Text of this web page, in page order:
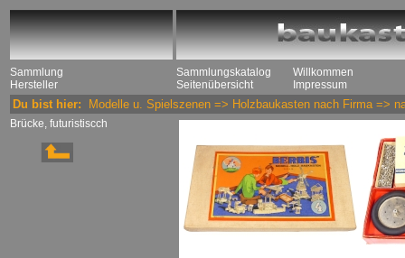
Sammlung
Hersteller
Sammlungskatalog
Seitenübersicht
Willkommen
Impressum
Du bist hier: Modelle u. Spielszenen => Holzbaukasten nach Firma =>
Brücke, futuristiscch